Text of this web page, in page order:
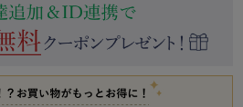
秋
イズパジャマ
地一覧はこちら
衣
羽織・バスロ